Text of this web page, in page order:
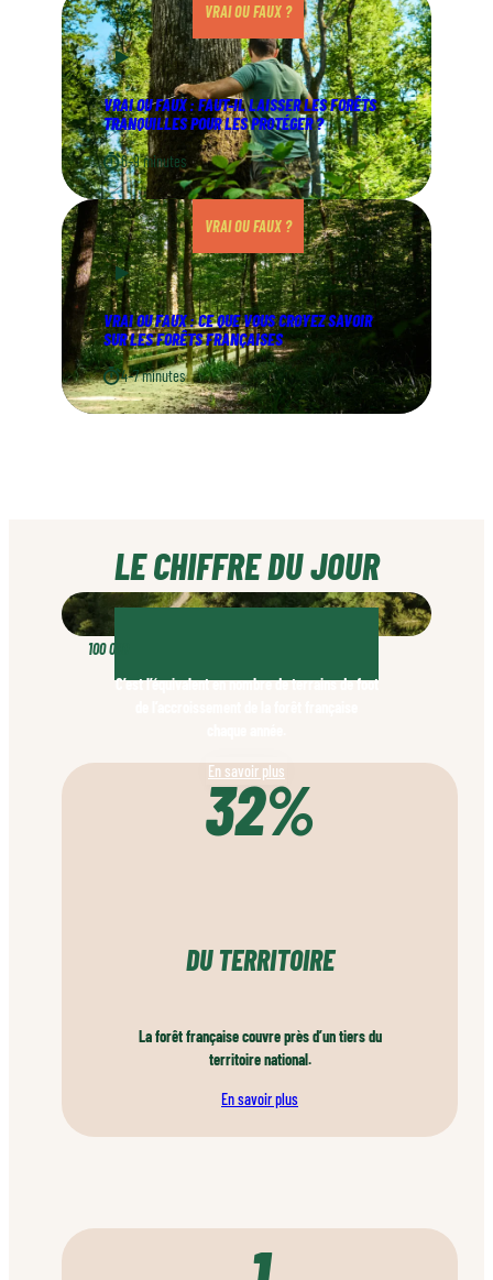
VRAI OU FAUX ?
VRAI OU FAUX : FAUT-IL LAISSER LES FORÊTS
TRANQUILLES POUR LES PROTÉGER ?
6–9 minutes
VRAI OU FAUX ?
VRAI OU FAUX : CE QUE VOUS CROYEZ SAVOIR
SUR LES FORÊTS FRANÇAISES
4–7 minutes
LE CHIFFRE DU JOUR
100 000
C’est l’équivalent en nombre de terrains de foot
En savoir plus
32%
DU TERRITOIRE
La forêt française couvre près d’un tiers du
territoire national.
En savoir plus